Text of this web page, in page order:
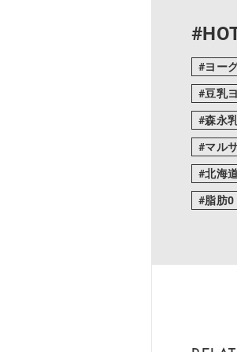
ヨー
豆乳
森永
マル
北海
脂肪0